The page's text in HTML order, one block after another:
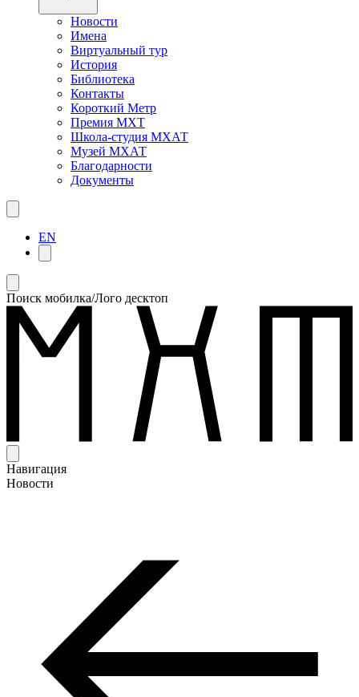
Новости
Имена
Виртуальный тур
История
Библиотека
Контакты
Короткий Метр
Премия МХТ
Школа-студия МХАТ
Музей МХАТ
Благодарности
Документы
EN
Поиск мобилка/Лого десктоп
Навигация
Новости